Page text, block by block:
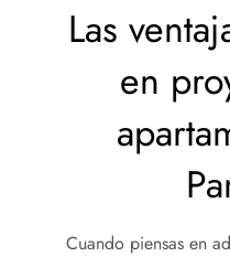
Las
en
Cuando piensas en